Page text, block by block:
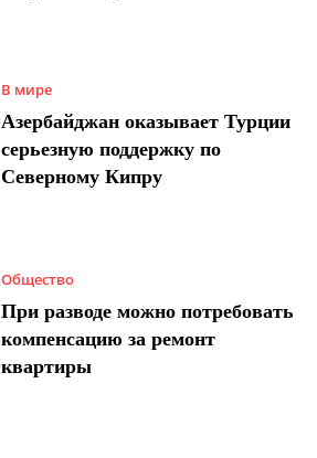
В мире
Азербайджан оказывает Турции
серьезную поддержку по
Северному Кипру
Общество
При разводе можно потребовать
компенсацию за ремонт
квартиры